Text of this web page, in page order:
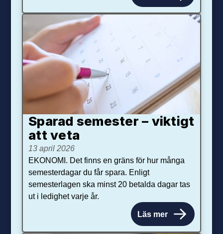
Sparad semester – viktigt
att veta
13 april 2026
EKONOMI. Det finns en gräns för hur många
semesterdagar du får spara. Enligt
semesterlagen ska minst 20 betalda dagar tas
ut i ledighet varje år.
Läs mer